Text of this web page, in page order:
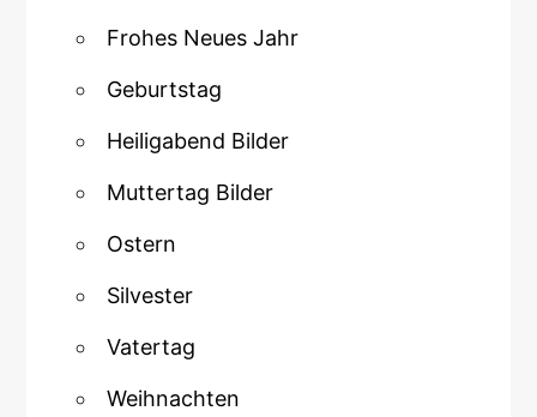
Frohes Neues Jahr
Geburtstag
Heiligabend Bilder
Muttertag Bilder
Ostern
Silvester
Vatertag
Weihnachten